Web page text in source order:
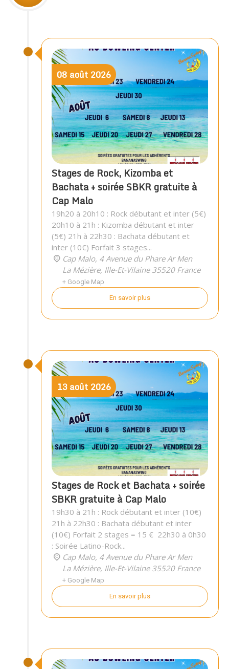
08 août 2026
Stages de Rock, Kizomba et
Bachata + soirée SBKR gratuite à
Cap Malo
19h20 à 20h10 : Rock débutant et inter (5€)
20h10 à 21h : Kizomba débutant et inter
(5€) 21h à 22h30 : Bachata débutant et
inter (10€) Forfait 3 stages...
Cap Malo, 4 Avenue du Phare Ar Men
La Mézière, Ille-Et-Vilaine 35520 France
+ Google Map
En savoir plus
13 août 2026
Stages de Rock et Bachata + soirée
SBKR gratuite à Cap Malo
19h30 à 21h : Rock débutant et inter (10€)
21h à 22h30 : Bachata débutant et inter
(10€) Forfait 2 stages = 15 € 22h30 à 0h30
: Soirée Latino-Rock...
Cap Malo, 4 Avenue du Phare Ar Men
La Mézière, Ille-Et-Vilaine 35520 France
+ Google Map
En savoir plus